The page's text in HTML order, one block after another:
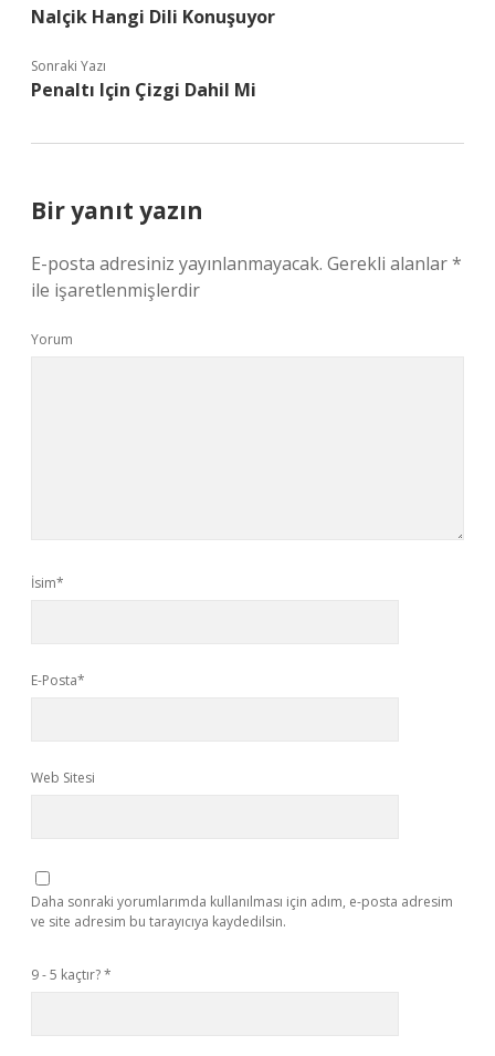
Nalçik Hangi Dili Konuşuyor
Sonraki Yazı
Penaltı Için Çizgi Dahil Mi
Bir yanıt yazın
E-posta adresiniz yayınlanmayacak. Gerekli alanlar*
ile işaretlenmişlerdir
Yorum
İsim*
E-Posta*
Web Sitesi
Daha sonraki yorumlarımda kullanılması için adım, e-posta adresim
ve site adresim bu tarayıcıya kaydedilsin.
9 - 5 kaçtır?*